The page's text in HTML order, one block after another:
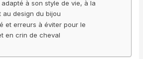
à son style de vie, à la
au design du bijou
et erreurs à éviter pour le
en crin de cheval